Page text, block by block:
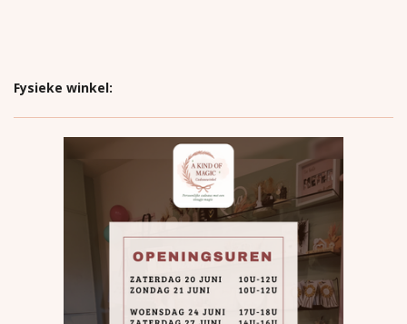
Fysieke winkel: